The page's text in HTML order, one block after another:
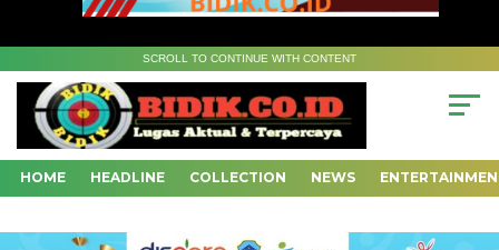
SCROLL TO CONTINUE WITH CONTENT
HOME HEADLINE COLLECTION NEWS